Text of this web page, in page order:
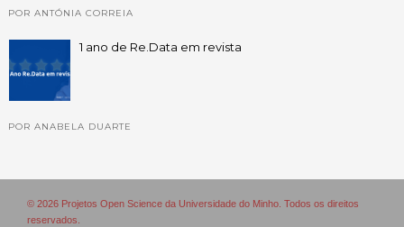
POR ANTÓNIA CORREIA
1 ano de Re.Data em revista
POR ANABELA DUARTE
© 2026 Projetos Open Science da Universidade do Minho. Todos os direitos
reservados.